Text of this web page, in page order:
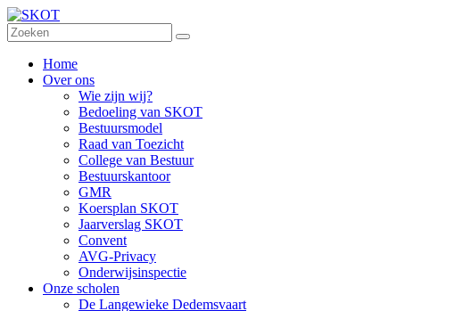
Home
Over ons
Wie zijn wij?
Bedoeling van SKOT
Bestuursmodel
Raad van Toezicht
College van Bestuur
Bestuurskantoor
GMR
Koersplan SKOT
Jaarverslag SKOT
Convent
AVG-Privacy
Onderwijsinspectie
Onze scholen
De Langewieke Dedemsvaart